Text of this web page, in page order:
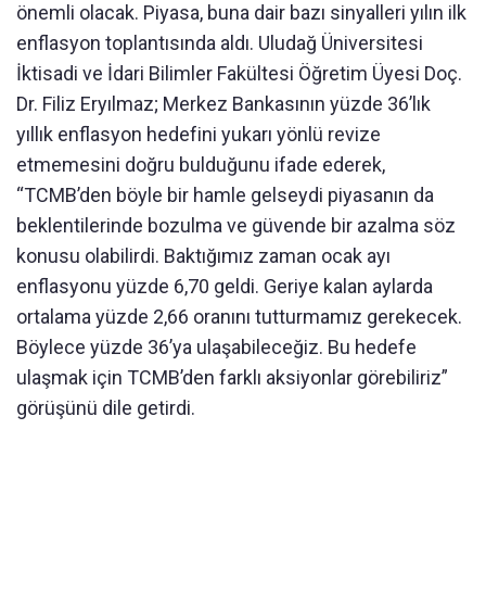
önemli olacak. Piyasa, buna dair bazı sinyalleri yılın ilk
enflasyon toplantısında aldı. Uludağ Üniversitesi
İktisadi ve İdari Bilimler Fakültesi Öğretim Üyesi Doç.
Dr. Filiz Eryılmaz; Merkez Bankasının yüzde 36’lık
yıllık enflasyon hedefini yukarı yönlü revize
etmemesini doğru bulduğunu ifade ederek,
“TCMB’den böyle bir hamle gelseydi piyasanın da
beklentilerinde bozulma ve güvende bir azalma söz
konusu olabilirdi. Baktığımız zaman ocak ayı
enflasyonu yüzde 6,70 geldi. Geriye kalan aylarda
ortalama yüzde 2,66 oranını tutturmamız gerekecek.
Böylece yüzde 36’ya ulaşabileceğiz. Bu hedefe
ulaşmak için TCMB’den farklı aksiyonlar görebiliriz”
görüşünü dile getirdi.